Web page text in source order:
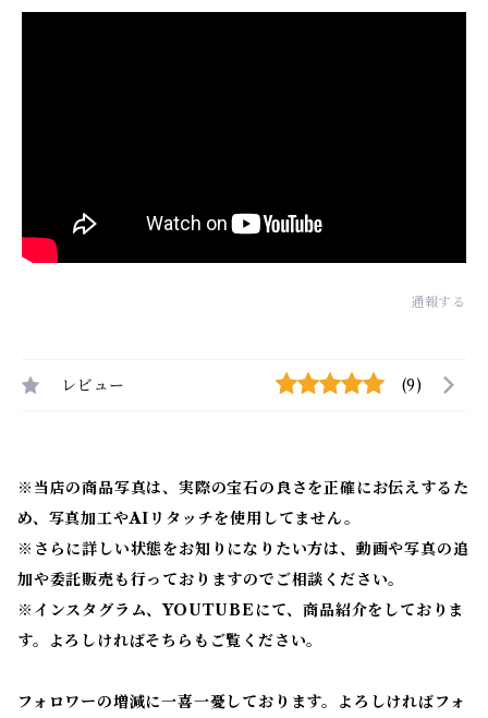
通報する
レビュー (9)
※当店の商品写真は、実際の宝石の良さを正確にお伝えするた
め、写真加工やAIリタッチを使用してません。
※ さらに詳しい状態をお知りになりたい方は、動画や写真の追
加や委託販売も行っておりますのでご相談ください。
※ インスタグラム、YOUTUBEにて、商品紹介をしておりま
す。よろしければそちらもご覧ください。
フォロワーの増減に一喜一憂しております。よろしければフォ